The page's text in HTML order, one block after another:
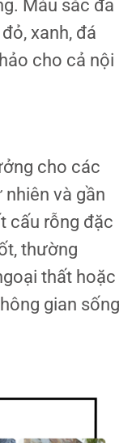
Màu sắc đa
xanh, đá
cho cả nội
cho các
và gần
cấu rỗng đặc
thường
thất hoặc
gian sống